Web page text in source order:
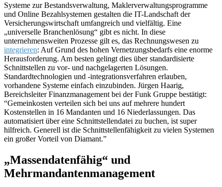
Systeme zur Bestandsverwaltung, Maklerverwaltungsprogramme
und Online Bezahlsystemen gestalten die IT-Landschaft der
Versicherungswirtschaft umfangreich und vielfältig. Eine
„universelle Branchenlösung“ gibt es nicht. In diese
unternehmensweiten Prozesse gilt es, das Rechnungswesen zu
integrieren: Auf Grund des hohen Vernetzungsbedarfs eine enorme
Her­ausforderung. Am besten gelingt dies über stan­dardisierte
Schnittstellen zu vor- und nachgelagerten Lösungen.
Standardtechnologien und -integrati­onsverfahren erlauben,
vorhandene Systeme einfach einzubinden. Jürgen Haarig,
Bereichsleiter Finanzmanagement bei der Funk Gruppe bestätigt:
“Gemeinkosten verteilen sich bei uns auf mehrere hundert
Kostenstellen in 16 Mandanten und 16 Niederlassungen. Das
automatisiert über eine Schnittstellendatei zu buchen, ist super
hilfreich. Generell ist die Schnittstellenfähigkeit zu vielen Systemen
ein großer Vorteil von Diamant.”
„Massendatenfähig“ und
Mehrmandantenmanagement